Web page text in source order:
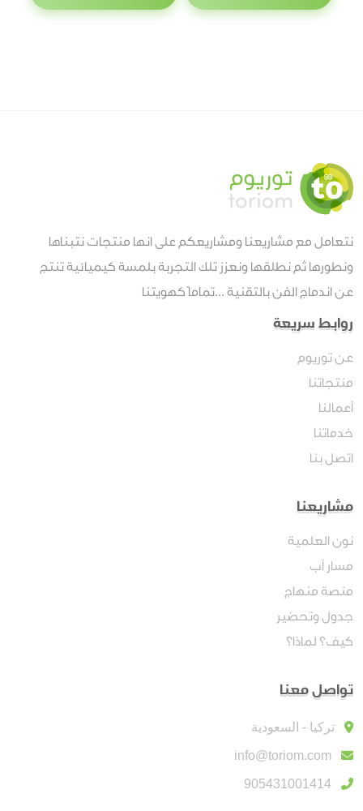
نتعامل مع مشاريعنا ومشاريعكم على انها منتجات نتبناها
ونطورها ثم نطلقها ونعزز تلك التجربة بلمسة كيميائية تنتج
عن اندماج الفن بالتقنية ...تماماً كهويتنا
روابط سريعة
عن توريوم
منتجاتنا
أعمالنا
خدماتنا
اتصل بنا
مشاريعنا
نون العلمية
مسار آب
منصة منهاج
جدول وتحضير
كيف؟ لماذا؟
تواصل معنا
تركيا - السعودية
info@toriom.com
905431001414